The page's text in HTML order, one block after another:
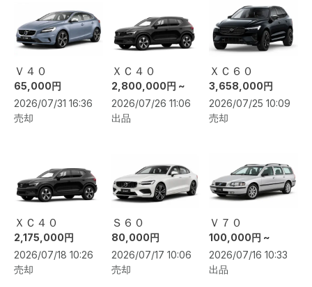
Ｖ４０
65,000円
2026/07/31 16:36
売却
ＸＣ４０
2,800,000円 ~
2026/07/26 11:06
出品
ＸＣ６０
3,658,000円
2026/07/25 10:09
売却
ＸＣ４０
2,175,000円
2026/07/18 10:26
売却
Ｓ６０
80,000円
2026/07/17 10:06
売却
Ｖ７０
100,000円 ~
2026/07/16 10:33
出品